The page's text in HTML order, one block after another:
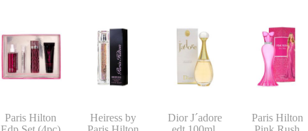
Paris Hilton
Heiress by
Dior J´adore
Paris Hilton